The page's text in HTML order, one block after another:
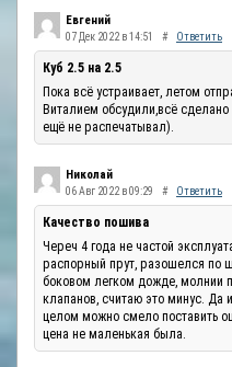
Евгений
07 Дек 2022 в 14:51 # Ответить
Куб 2.5 на 2.5
Пока всё устраивает, летом
Виталием обсудили,всё
ещё не распечатывал).
Николай
06 Авг 2022 в 09:29 # Ответить
Качество пошива
Череч 4 года не частой
распорный прут, разошелся по
боковом легком дожде, молнии
клапанов, считаю это минус. Да
целом можно смело поставить
цена не маленькая была.